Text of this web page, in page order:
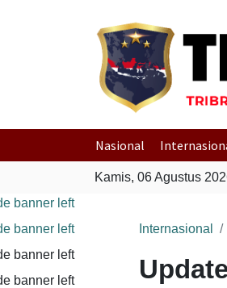
Nasional
Kamis, 06 AgustusPolri
Internasional